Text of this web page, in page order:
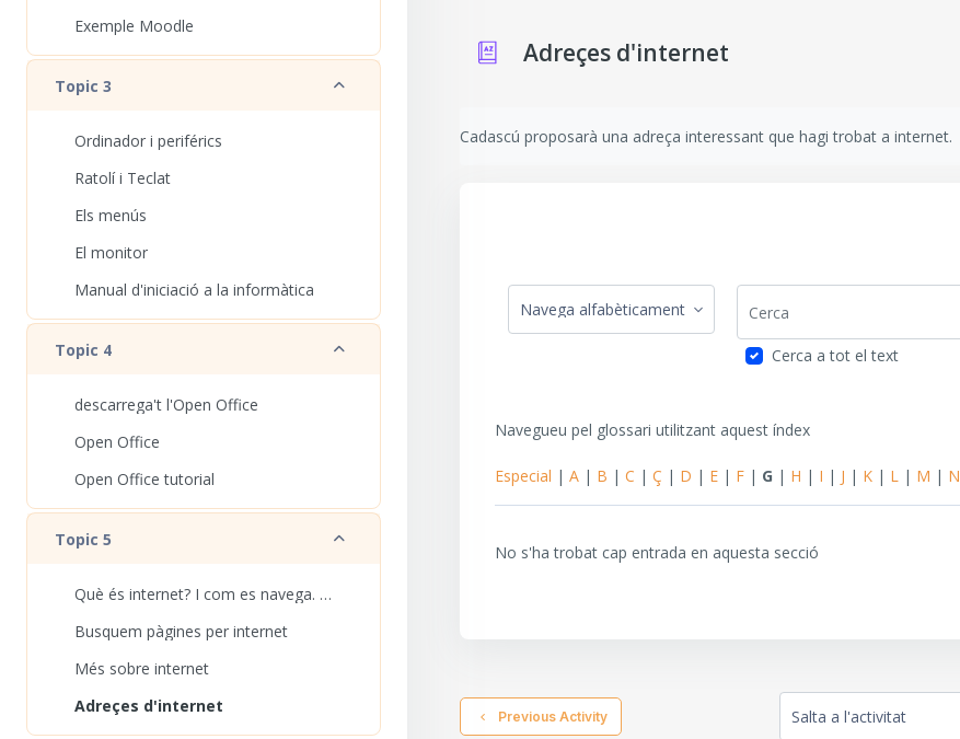
Exemple Moodle
Topic 3 Redueix
Ordinador i periférics
Ratolí i Teclat
Els menús
El monitor
Manual d'iniciació a la informàtica
Topic 4 Redueix
descarrega't l'Open Office
Open Office
Open Office tutorial
Topic 5 Redueix
Què és internet? I com es navega. Fire Fox
Busquem pàgines per internet
Més sobre internet
Adreçes d'internet
Adreçes d'internet
Cadascú proposarà una adreça interessant que hagi trobat a internet.
Navegueu pel glossari utilitzant aquest índex
Cerca a tot el text
Navegueu pel glossari utilitzant aquest índex
Especial | A | B | C | Ç | D | E | F | G | H | I | J | K | L | M | N
No s'ha trobat cap entrada en aquesta secció
  Previous Activity
Salta a l'activitat